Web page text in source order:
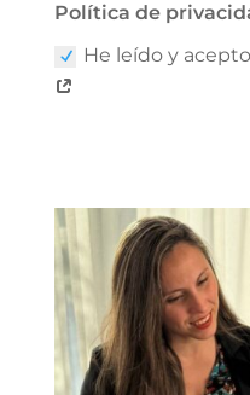
Política de
He leído y